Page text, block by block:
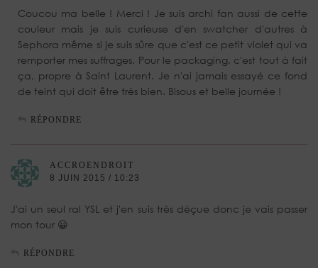
Coucou ma belle ! Merci ! Je suis archi fan aussi de cette
couleur mais je suis curieuse d'en swatcher d'autres à
Sephora même si je suis sûre que c'est ce petit violet qui va
remporter mes suffrages. Pour le packaging, c'est tout à fait
ça, propre à Saint Laurent. Je n'ai jamais essayé ce fond
de teint qui doit être très bien. Bisous et belle journée !
RÉPONDRE
ACCROENDROIT
8 JUIN 2015 / 10:23
J'ai un seul ral YSL et j'en suis très déçue donc je vais passer
mon tour 😀
RÉPONDRE